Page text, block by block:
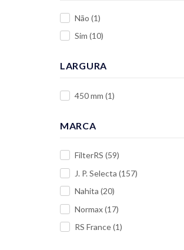
Não (1)
Sim (10)
LARGURA
450 mm (1)
MARCA
FilterRS (59)
J. P. Selecta (157)
Nahita (20)
Normax(17)
RS France(1)